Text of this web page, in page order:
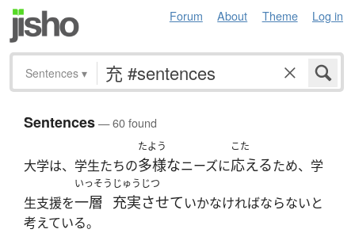
Forum About Theme Log in
Sentences ▾
Sentences— 60 found
大学は、学生たちの
たよう
多様なニーズに
こた
応えるため、学
生支援を
いっそう
一層
じゅうじつ
充実させていかなければならないと
考えている。